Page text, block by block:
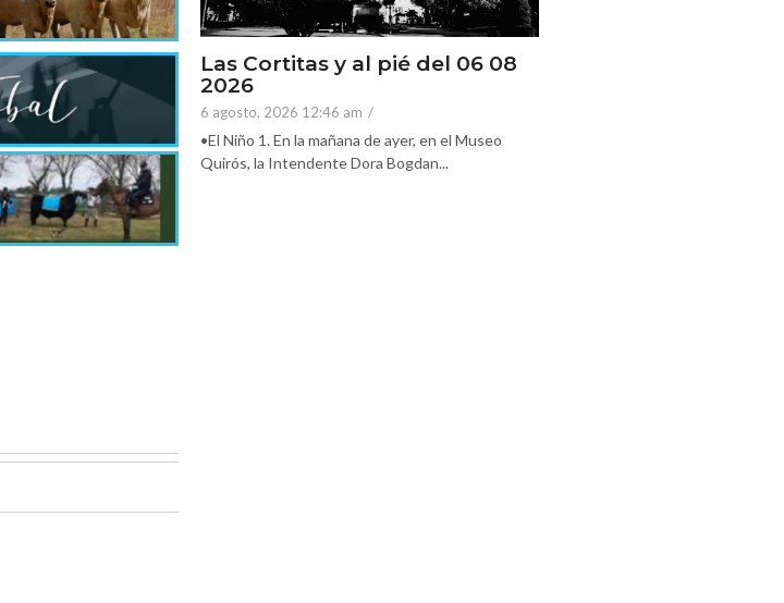
Las Cortitas y al pié del 06 08
2026
6 agosto, 2026 12:46 am /
•El Niño 1. En la mañana de ayer, en el Museo
Quirós, la Intendente Dora Bogdan...